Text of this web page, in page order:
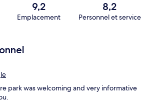
9,2
Emplacement
8,2
Personnel et service
park was welcoming and very informative